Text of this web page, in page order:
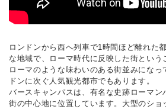
ロンドンから西へ列車で1時間ほど離れた
な地域で、ローマ時代に反映した街とい
ローマのような味わいのある街並みになっ
ドンに次ぐ人気観光都市でもあります。
バースキャンパスは、有名な史跡ローマン
街の中心地に位置しています。大型のショ